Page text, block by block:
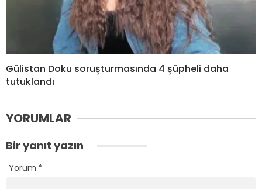
Gülistan Doku soruşturmasında 4 şüpheli daha
tutuklandı
YORUMLAR
Bir yanıt yazın
Yorum *